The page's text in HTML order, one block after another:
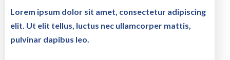
Lorem ipsum dolor sit amet, consectetur adipiscing
elit. Ut elit tellus, luctus nec ullamcorper mattis,
pulvinar dapibus leo.